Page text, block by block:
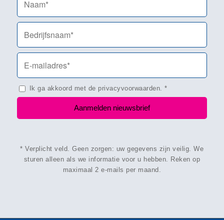
Ik ga akkoord met de privacyvoorwaarden.*
* Verplicht veld. Geen zorgen: uw gegevens zijn veilig. We
sturen alleen als we informatie voor u hebben. Reken op
maximaal 2 e-mails per maand.